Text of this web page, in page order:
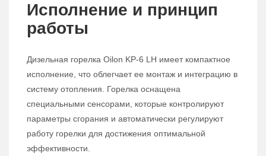
Исполнение и принцип
работы
Дизельная горелка Oilon KP-6 LH имеет компактное
исполнение, что облегчает ее монтаж и интеграцию в
систему отопления. Горелка оснащена
специальными сенсорами, которые контролируют
параметры сгорания и автоматически регулируют
работу горелки для достижения оптимальной
эффективности.